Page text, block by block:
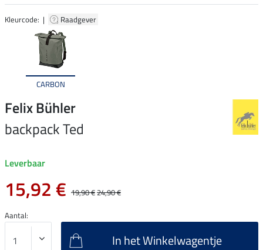
Kleurcode: | Raadgever
CARBON
Felix Bühler
backpack Ted
Leverbaar
15,92 € 19,90 €24,90 €
Aantal:
In het Winkelwagentje